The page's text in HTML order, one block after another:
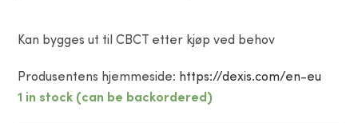
Kan bygges ut til CBCT etter kjøp ved behov
Produsentens hjemmeside: https://dexis.com/en-eu
1 in stock (can be backordered)